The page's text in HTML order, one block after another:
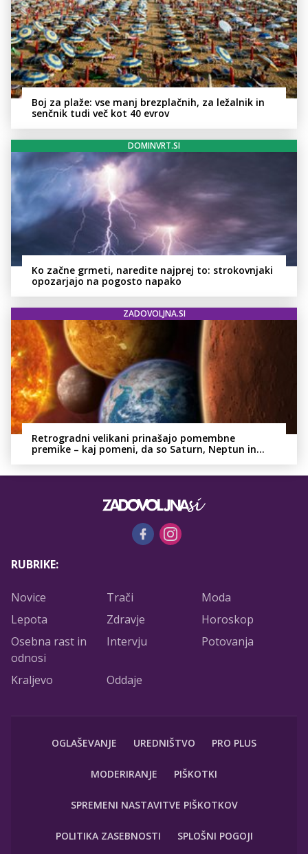
Boj za plaže: vse manj brezplačnih, za ležalnik in
senčnik tudi več kot 40 evrov
DOMINVRT.SI
Ko začne grmeti, naredite najprej to: strokovnjaki
opozarjajo na pogosto napako
ZADOVOLJNA.SI
Retrogradni velikani prinašajo pomembne
premike – kaj pomeni, da so Saturn, Neptun in
RUBRIKE:
Novice Trači
Moda
Lepota
Zdravje
Horoskop
Osebna rast in
odnosi
Intervju Potovanja
Kraljevo Oddaje
OGLAŠEVANJE UREDNIŠTVO PRO PLUS
MODERIRANJE PIŠKOTKI
SPREMENI NASTAVITVE PIŠKOTKOV
POLITIKA ZASEBNOSTI SPLOŠNI POGOJI